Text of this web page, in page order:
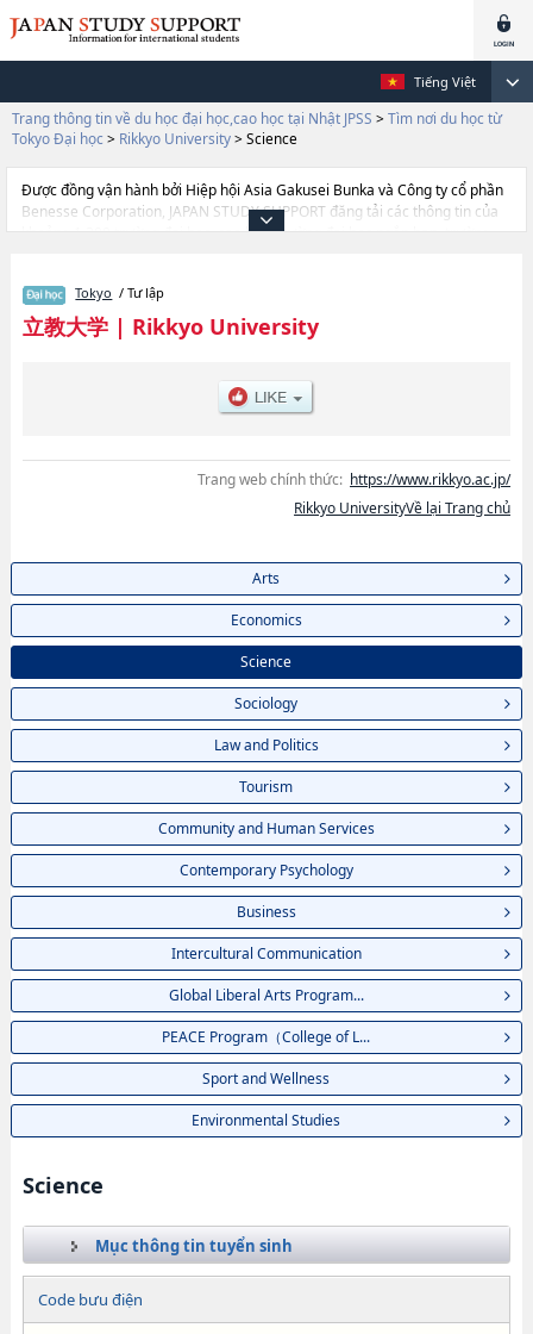
Tiếng Việt
Trang thông tin về du học đại học,cao học tại Nhật JPSS > Tìm nơi du học từ
Tokyo Đại học > Rikkyo University> Science
Được đồng vận hành bởi Hiệp hội Asia Gakusei Bunka và Công ty cổ phần
Benesse Corporation, JAPAN STUDY SUPPORT đăng tải các thông tin của
khoảng 1.300 trường đại học, cao học, trường đại học ngắn hạn, trường
thiết dành cho du học sinh, như là về các Ngành ArtshoặcNgành
EconomicshoặcNgành SciencehoặcNgành SociologyhoặcNgành Law and
PoliticshoặcNgành TourismhoặcNgành Community and Human
BusinesshoặcNgành Intercultural CommunicationhoặcNgành Global
Liberal Arts Program (GLAP)hoặcNgành PEACE Program（College of Law
Studies, thông tin về từng ngành học, thông tin liên quan đến thi tuyển như
số lượng tuyển sinh, số lượng trúng tuyển, cở sở trang thiết bị, hướng dẫn
Tokyo / Tư lập
立教大学| Rikkyo University
Trang web chính thức: https://www.rikkyo.ac.jp/
Rikkyo UniversityVề lại Trang chủ
Arts
Economics
Science
Sociology
Law and Politics
Tourism
Community and Human Services
Contemporary Psychology
Business
Intercultural Communication
Global Liberal Arts Program...
PEACE Program（College of L...
Sport and Wellness
Environmental Studies
Science
Mục thông tin tuyển sinh
Code bưu điện